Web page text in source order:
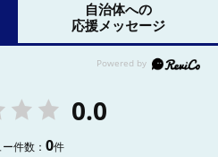
自治体への
応援メッセージ
0.0
ー件数：0件